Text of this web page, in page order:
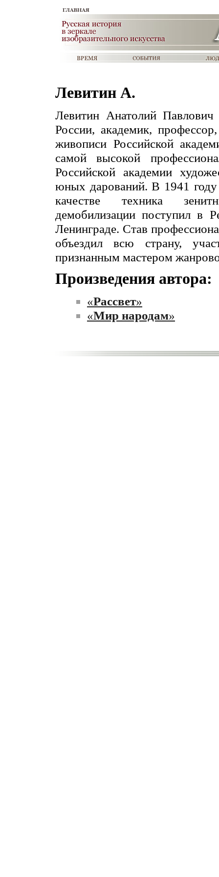
Левитин А.
Левитин Анатолий
России, академик,
живописи Российской
самой высокой
Российской академии
юных дарований. В 1941
качестве техника
демобилизации поступил в
Ленинграде. Став
объездил всю страну,
признанным мастером
Произведения автора:
«Рассвет»
«Мир народам»